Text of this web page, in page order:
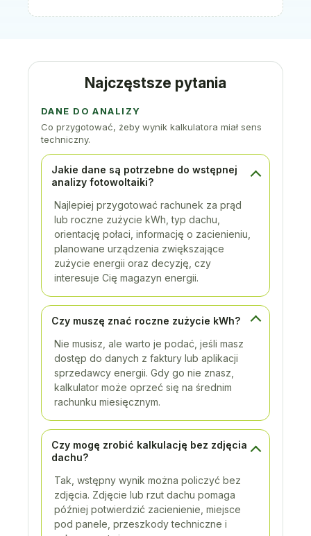
Najczęstsze pytania
DANE DO ANALIZY
Co przygotować, żeby wynik kalkulatora miał sens
techniczny.
Jakie dane są potrzebne do wstępnej
analizy fotowoltaiki?
Najlepiej przygotować rachunek za prąd
lub roczne zużycie kWh, typ dachu,
orientację połaci, informację o zacienieniu,
planowane urządzenia zwiększające
zużycie energii oraz decyzję, czy
interesuje Cię magazyn energii.
Czy muszę znać roczne zużycie kWh?
Nie musisz, ale warto je podać, jeśli masz
dostęp do danych z faktury lub aplikacji
sprzedawcy energii. Gdy go nie znasz,
kalkulator może oprzeć się na średnim
rachunku miesięcznym.
Czy mogę zrobić kalkulację bez zdjęcia
dachu?
Tak, wstępny wynik można policzyć bez
zdjęcia. Zdjęcie lub rzut dachu pomaga
później potwierdzić zacienienie, miejsce
pod panele, przeszkody techniczne i